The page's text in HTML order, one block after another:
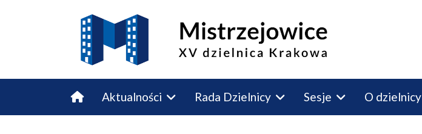
Aktualności Rada Dzielnicy Sesje O dzielnicy